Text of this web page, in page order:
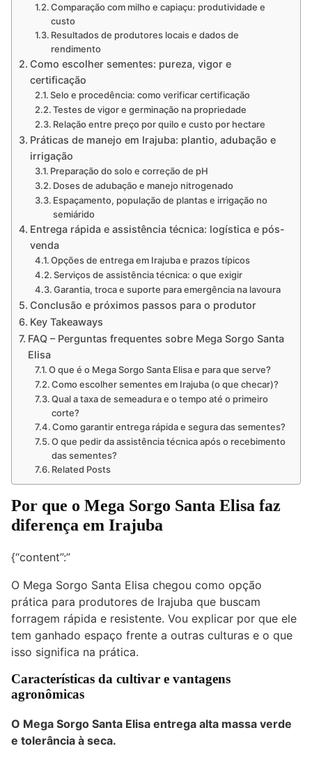
Comparação com milho e capiaçu: produtividade e
custo
Resultados de produtores locais e dados de
rendimento
Como escolher sementes: pureza, vigor e
certificação
Selo e procedência: como verificar certificação
Testes de vigor e germinação na propriedade
Relação entre preço por quilo e custo por hectare
Práticas de manejo em Irajuba: plantio, adubação e
irrigação
Preparação do solo e correção de pH
Doses de adubação e manejo nitrogenado
Espaçamento, população de plantas e irrigação no
semiárido
Entrega rápida e assistência técnica: logística e pós-
venda
Opções de entrega em Irajuba e prazos típicos
Serviços de assistência técnica: o que exigir
Garantia, troca e suporte para emergência na lavoura
Conclusão e próximos passos para o produtor
Key Takeaways
FAQ – Perguntas frequentes sobre Mega Sorgo Santa
Elisa
O que é o Mega Sorgo Santa Elisa e para que serve?
Como escolher sementes em Irajuba (o que checar)?
Qual a taxa de semeadura e o tempo até o primeiro
corte?
Como garantir entrega rápida e segura das sementes?
O que pedir da assistência técnica após o recebimento
das sementes?
Related Posts
Por que o Mega Sorgo Santa Elisa faz
diferença em Irajuba
{“content”:”
O Mega Sorgo Santa Elisa chegou como opção
prática para produtores de Irajuba que buscam
forragem rápida e resistente. Vou explicar por que ele
tem ganhado espaço frente a outras culturas e o que
isso significa na prática.
Características da cultivar e vantagens
agronômicas
O Mega Sorgo Santa Elisa entrega alta massa verde
e tolerância à seca.